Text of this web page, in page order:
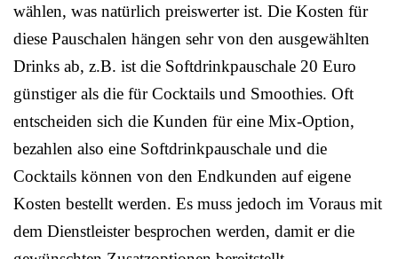
wählen, was natürlich preiswerter ist. Die Kosten für
diese Pauschalen hängen sehr von den ausgewählten
Drinks ab, z.B. ist die Softdrinkpauschale 20 Euro
günstiger als die für Cocktails und Smoothies. Oft
entscheiden sich die Kunden für eine Mix-Option,
bezahlen also eine Softdrinkpauschale und die
Cocktails können von den Endkunden auf eigene
Kosten bestellt werden. Es muss jedoch im Voraus mit
dem Dienstleister besprochen werden, damit er die